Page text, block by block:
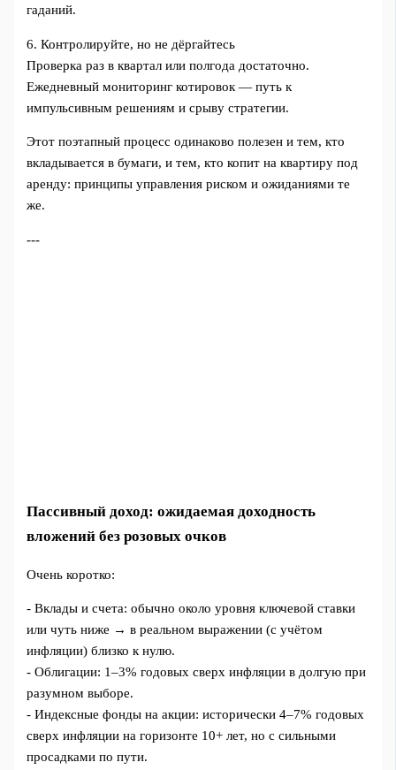
гаданий.
6. Контролируйте, но не дёргайтесь
Проверка раз в квартал или полгода достаточно.
Ежедневный мониторинг котировок — путь к
импульсивным решениям и срыву стратегии.
Этот поэтапный процесс одинаково полезен и тем, кто
вкладывается в бумаги, и тем, кто копит на квартиру под
аренду: принципы управления риском и ожиданиями те
же.
---
Пассивный доход: ожидаемая доходность
вложений без розовых очков
Очень коротко:
- Вклады и счета: обычно около уровня ключевой ставки
или чуть ниже → в реальном выражении (с учётом
инфляции) близко к нулю.
- Облигации: 1–3% годовых сверх инфляции в долгую при
разумном выборе.
- Индексные фонды на акции: исторически 4–7% годовых
сверх инфляции на горизонте 10+ лет, но с сильными
просадками по пути.